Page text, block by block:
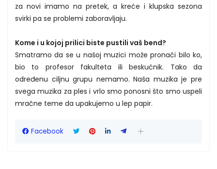
za novi imamo na pretek, a kreće i klupska sezona
svirki pa se problemi zaboravljaju.
Kome i u kojoj prilici biste pustili vaš bend?
Smatramo da se u našoj muzici može pronači bilo ko,
bio to profesor fakulteta ili beskućnik. Tako da
određenu ciljnu grupu nemamo. Naša muzika je pre
svega muzika za ples i vrlo smo ponosni što smo uspeli
mračne teme da upakujemo u lep papir.
Facebook